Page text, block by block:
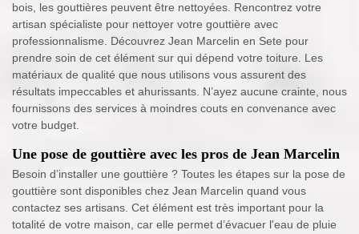
bois, les gouttières peuvent être nettoyées. Rencontrez votre
artisan spécialiste pour nettoyer votre gouttière avec
professionnalisme. Découvrez Jean Marcelin en Sete pour
prendre soin de cet élément sur qui dépend votre toiture. Les
matériaux de qualité que nous utilisons vous assurent des
résultats impeccables et ahurissants. N’ayez aucune crainte, nous
fournissons des services à moindres couts en convenance avec
votre budget.
Une pose de gouttière avec les pros de Jean Marcelin
Besoin d’installer une gouttière ? Toutes les étapes sur la pose de
gouttière sont disponibles chez Jean Marcelin quand vous
contactez ses artisans. Cet élément est très important pour la
totalité de votre maison, car elle permet d’évacuer l'eau de pluie